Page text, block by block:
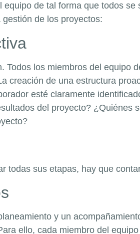
de tal forma que todos
de los proyectos:
Todos los miembros del equipo
creación de una estructura
esté claramente
del proyecto?
todas sus etapas, hay que
y un
ello, cada miembro del